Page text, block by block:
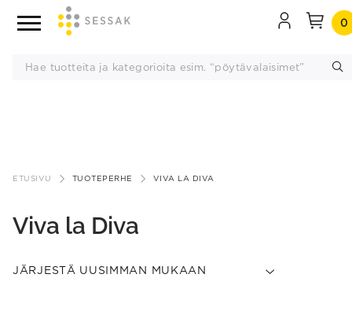
sisältöön
0
ETUSIVU TUOTEPERHE VIVA LA DIVA
Viva la Diva